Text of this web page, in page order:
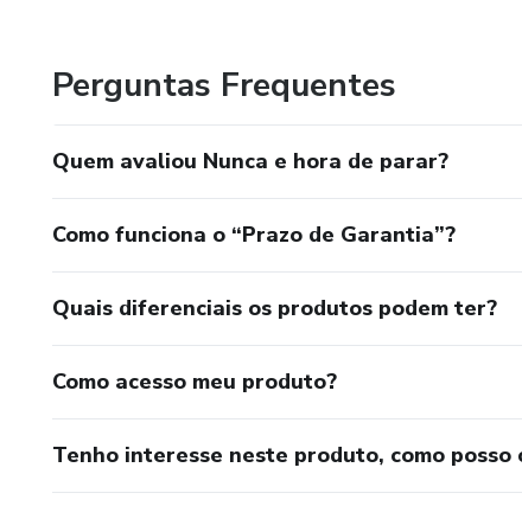
Perguntas Frequentes
Quem avaliou Nunca e hora de parar?
Como funciona o “Prazo de Garantia”?
Quais diferenciais os produtos podem ter?
Como acesso meu produto?
Tenho interesse neste produto, como posso